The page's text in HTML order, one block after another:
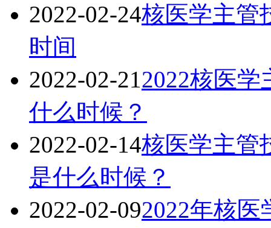
2022-02-24核医学主管
时间
2022-02-212022核医
什么时候？
2022-02-14核医学主管
是什么时候？
2022-02-092022年核